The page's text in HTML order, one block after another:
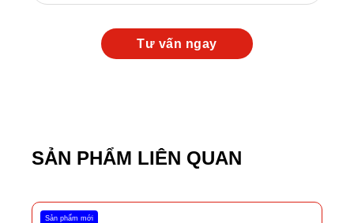
SẢN PHẨM LIÊN QUAN
Sản phẩm mới